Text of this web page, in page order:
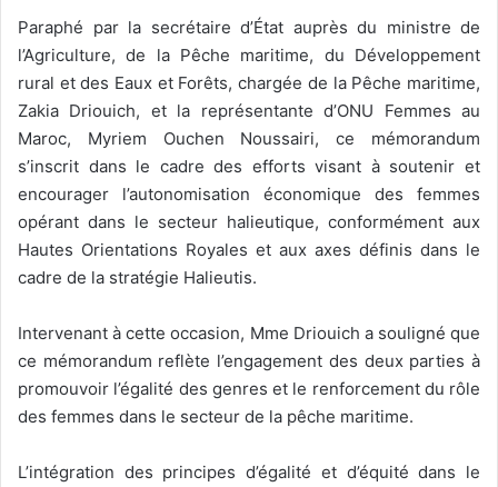
Paraphé par la secrétaire d’État auprès du ministre de
l’Agriculture, de la Pêche maritime, du Développement
rural et des Eaux et Forêts, chargée de la Pêche maritime,
Zakia Driouich, et la représentante d’ONU Femmes au
Maroc, Myriem Ouchen Noussairi, ce mémorandum
s’inscrit dans le cadre des efforts visant à soutenir et
encourager l’autonomisation économique des femmes
opérant dans le secteur halieutique, conformément aux
Hautes Orientations Royales et aux axes définis dans le
cadre de la stratégie Halieutis.
Intervenant à cette occasion, Mme Driouich a souligné que
ce mémorandum reflète l’engagement des deux parties à
promouvoir l’égalité des genres et le renforcement du rôle
des femmes dans le secteur de la pêche maritime.
L’intégration des principes d’égalité et d’équité dans le